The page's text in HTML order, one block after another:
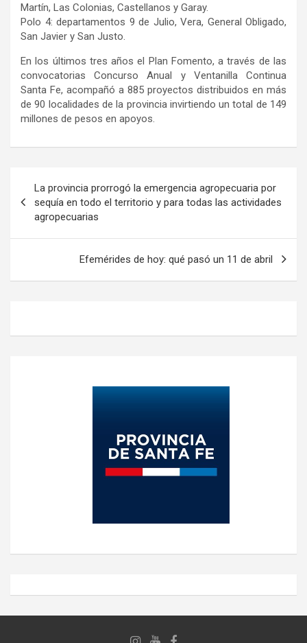
Martín, Las Colonias, Castellanos y Garay.
Polo 4: departamentos 9 de Julio, Vera, General Obligado,
San Javier y San Justo.
En los últimos tres años el Plan Fomento, a través de las
convocatorias Concurso Anual y Ventanilla Continua
Santa Fe, acompañó a 885 proyectos distribuidos en más
de 90 localidades de la provincia invirtiendo un total de 149
millones de pesos en apoyos.
de
entradas
La provincia prorrogó la emergencia agropecuaria por
sequía en todo el territorio y para todas las actividades
agropecuarias
Efemérides de hoy: qué pasó un 11 de abril